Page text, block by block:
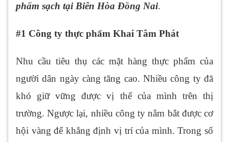
phẩm sạch tại Biên Hòa Đồng Nai.
#1 Công ty thực phẩm Khai Tâm Phát
Nhu cầu tiêu thụ các mặt hàng thực phẩm của
người dân ngày càng tăng cao. Nhiều công ty đã
khó giữ vững được vị thế của mình trên thị
trường. Ngược lại, nhiều công ty nắm bắt được cơ
hội vàng để khẳng định vị trí của mình. Trong số